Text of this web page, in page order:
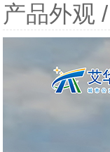
产品外观